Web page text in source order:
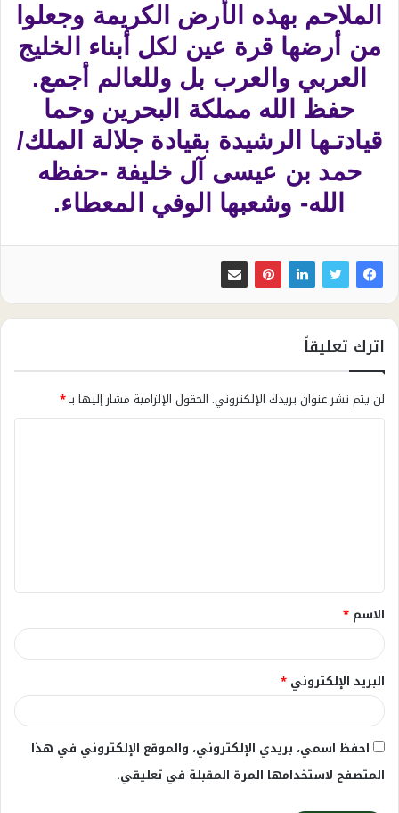
الملاحم بهذه الأرض الكريمة وجعلوا
من أرضها قرة عين لكل أبناء الخليج
العربي والعرب بل وللعالم أجمع.
حفظ الله مملكة البحرين وحما
قيادتـها الرشيدة بقيادة جلالة الملك/
حمد بن عيسى آل خليفة -حفظه
الله- وشعبها الوفي المعطاء.
اترك تعليقاً
لن يتم نشر عنوان بريدك الإلكتروني. الحقول الإلزامية مشار إليها بـ*
ق
*
الاسم *
البريد الإلكتروني *
احفظ اسمي، بريدي الإلكتروني، والموقع الإلكتروني في هذا
المتصفح لاستخدامها المرة المقبلة في تعليقي.